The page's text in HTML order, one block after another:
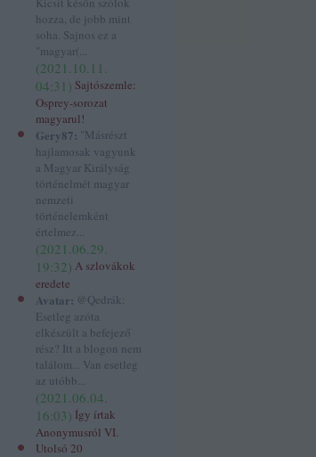
hozza, de jobb mint
soha. Sajnos ez a
"magyar(...
(2021.10.11.
04:31 ) Sajtószemle:
Osprey-sorozat
magyarul!
Gery87: "Másrészt
hajlamosak vagyunk
a Magyar Királyság
történelmét magyar
nemzeti
történelemként
értelmez...
(2021.06.29.
19:32 ) A szlovákok
eredete
Avatar: @Qedrák:
Esetleg azóta
elkészült a befejező
rész? Itt a blogon nem
találom... Van esetleg
az utóbb...
(2021.06.04.
16:03 ) Így írtak
Anonymusról VI.
Utolsó 20